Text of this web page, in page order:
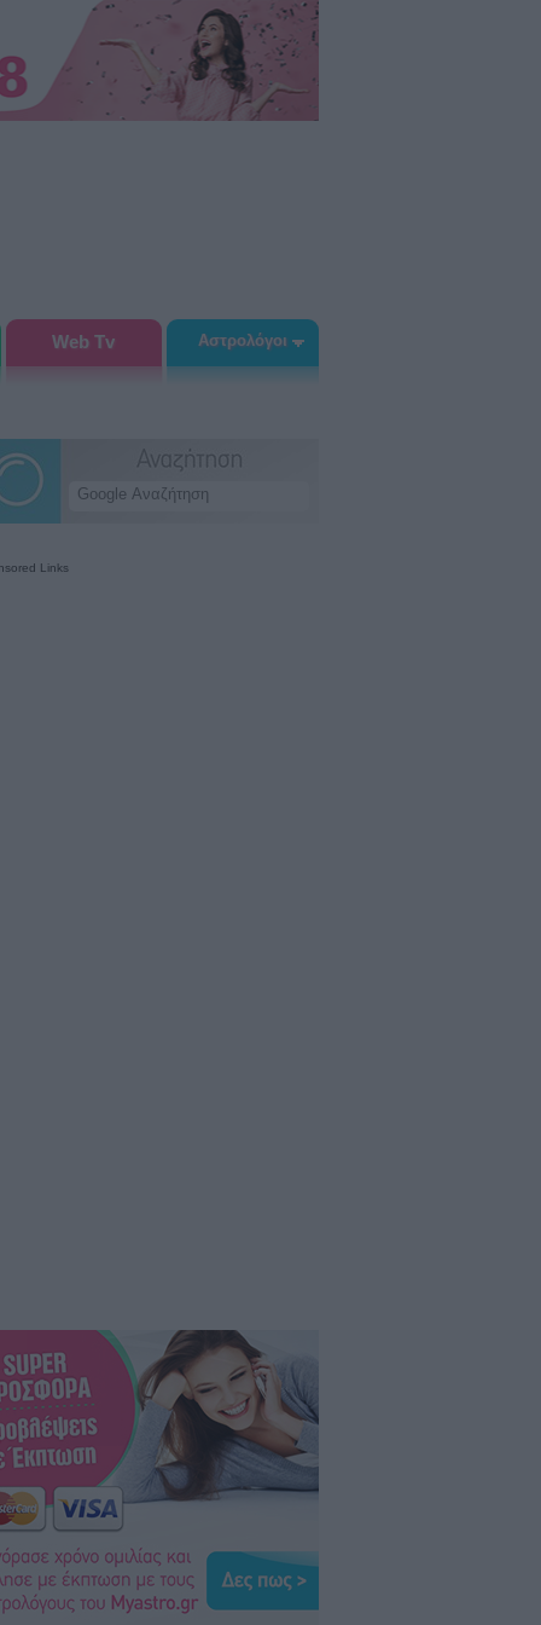
Web Tv Αστρολόγοι
Links